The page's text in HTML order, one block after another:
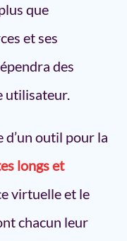
que
et ses
des
utilisateur.
d’un outil pour la
longs et
virtuelle et le
chacun leur